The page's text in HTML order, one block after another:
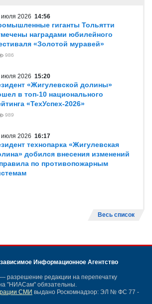
июля 2026 14:56
гиганты Тольятти
наградами юбилейного
«Золотой муравей»
986
июля 2026 15:20
«Жигулевской долины»
в топ-10 национального
«ТехУспех-2026»
989
июля 2026 16:17
технопарка «Жигулевская
добился внесения изменений
по противопожарным
Весь список
Информационное Агентство
разрешение редакции на перепечатку
"НИАСам" обязательны.
СМИ выдано Роскомнадзор: ЭЛ № ФС 77 -